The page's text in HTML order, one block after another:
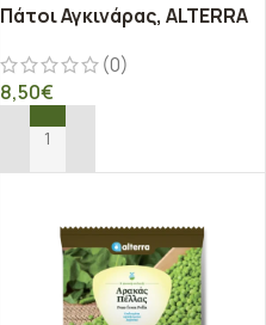
Πάτοι Αγκινάρας, ALTERRA
(0)
8,50€
ΠΡΟΣΘΉΚΗ ΣΤΟ ΚΑΛΆΘΙ